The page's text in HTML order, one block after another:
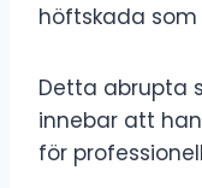
höftskada
Detta abrupta
innebar att
för